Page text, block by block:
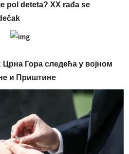
pol deteta? XX rađa se
Гора следећа у војном
и Приштине